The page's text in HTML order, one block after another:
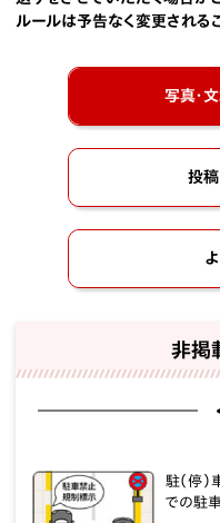
ルールは予告なく変更される
写真・
投
非掲
駐（停
での駐